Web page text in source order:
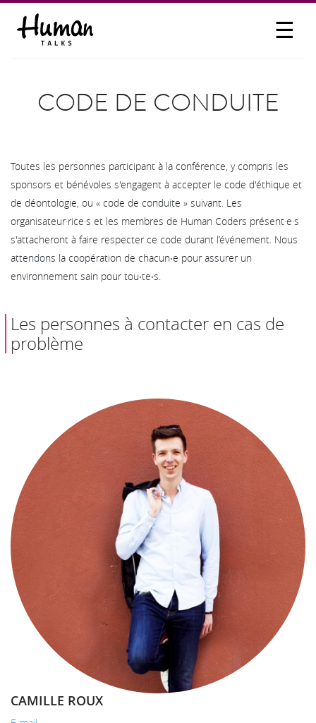
☰
PARTICIPER
CODE DE CONDUITE
Toutes les personnes participant à la conférence, y compris les
sponsors et bénévoles s'engagent à accepter le code d'éthique et
de déontologie, ou « code de conduite » suivant. Les
organisateur·rice·s et les membres de Human Coders présent·e·s
s'attacheront à faire respecter ce code durant l’événement. Nous
attendons la coopération de chacun‧e pour assurer un
environnement sain pour tou‧te‧s.
Les personnes à contacter en cas de
problème
CAMILLE ROUX